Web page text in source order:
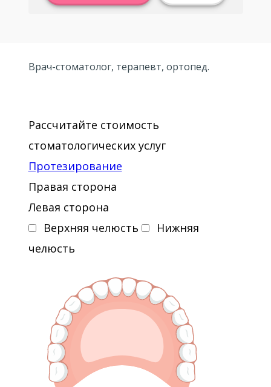
Врач-стоматолог, терапевт, ортопед.
Рассчитайте стоимость
стоматологических услуг
Протезирование
Правая сторона
Левая сторона
Верхняя челюсть
Нижняя
челюсть